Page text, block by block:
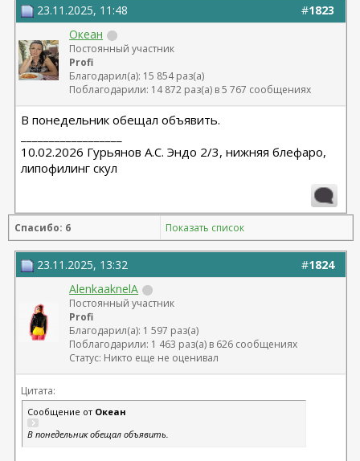
#1823
23.11.2025, 11:48
Океан
Постоянный участник
Profi
Благодарил(а): 15 854 раз(а)
Поблагодарили: 14 872 раз(а) в 5 767 сообщениях
В понедельник обещал объявить.
10.02.2026 Гурьянов А.С. Эндо 2/3, нижняя блефаро,
липофилинг скул
Спасибо: 6 Показать список
#1824
23.11.2025, 13:32
AlenkaaknelA
Постоянный участник
Profi
Благодарил(а): 1 597 раз(а)
Поблагодарили: 1 463 раз(а) в 626 сообщениях
Статус: Никто еще не оценивал
Цитата:
Сообщение от Океан
В понедельник обещал объявить.